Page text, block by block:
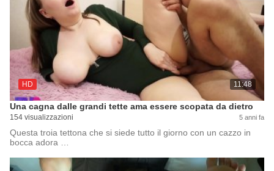
HD 11:48
Una cagna dalle grandi tette ama essere scopata da dietro
154 visualizzazioni 5 anni fa
Questa troia tettona che si siede tutto il giorno con un cazzo in
bocca adora …